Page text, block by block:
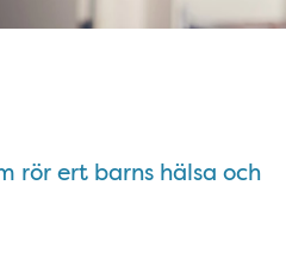
rör ert barns hälsa och